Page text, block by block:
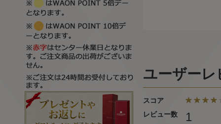
ユーザーレ
スコア
レビュー数
1